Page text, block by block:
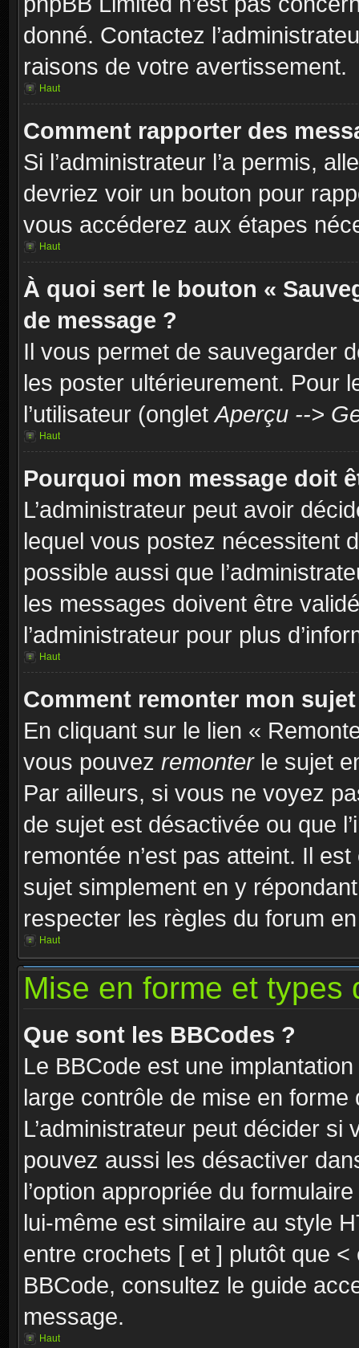
donné. Contactez
raisons de votre avertissement.
Haut
Comment rapporter des
Si l’administrateur l’a permis,
devriez voir un bouton pour
vous accéderez aux étapes
Haut
À quoi sert le bouton «
de message ?
Il vous permet de sauvegarder
les poster ultérieurement. Pour
l’utilisateur (ongletAperçu -->
Haut
Pourquoi mon message doit
L’administrateur peut avoir
lequel vous postez nécessitent
possible aussi que
les messages doivent être
l’administrateur pour plus
Haut
Comment remonter mon
En cliquant sur le lien «
vous pouvez remonterle sujet
Par ailleurs, si vous ne voyez
de sujet est désactivée ou que
remontée n’est pas atteint. Il
sujet simplement en y
respecter les règles du forum
Haut
Mise en forme et types
Que sont les BBCodes ?
Le BBCode est une
large contrôle de mise en forme
L’administrateur peut décider
pouvez aussi les désactiver
l’option appropriée du
lui-même est similaire au style
entre crochets [ et ] plutôt que <
BBCode, consultez le guide
message.
Haut